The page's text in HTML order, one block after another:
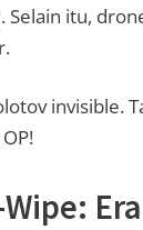
itu,
invisible.